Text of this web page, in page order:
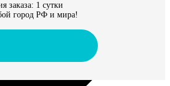
заказа: 1 сутки
город РФ и мира!